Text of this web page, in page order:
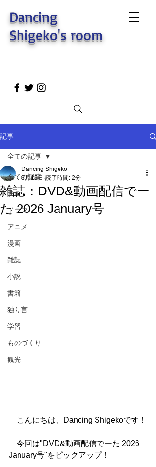
Dancing
Shigeko's room
記事
全ての記事
映画
ドラマ
アニメ
漫画
雑誌
小説
書籍
独り言
学習
ものづくり
観光
全ての記事
雑誌：DVD&動画配信でー
た 2026 January号
Dancing Shigeko
3月15日 読了時間: 2分
こんにちは、Dancing Shigekoです！
今回は"DVD&動画配信でーた 2026
January号"をピックアップ！